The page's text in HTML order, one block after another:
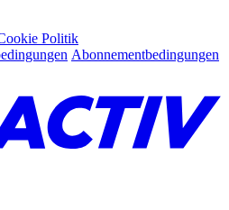
Politik
Abonnementbedingungen